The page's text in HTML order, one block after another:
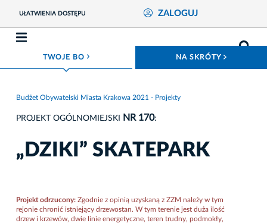
UŁATWIENIA DOSTĘPU ZALOGUJ
TWOJE BO ROZWIŃ MENU NA SKRÓTY
Budżet Obywatelski Miasta Krakowa 2021 - Projekty
PROJEKT OGÓLNOMIEJSKI NR 170:
„DZIKI” SKATEPARK
Projekt odrzucony: Zgodnie z opinią uzyskaną z ZZM należy w tym
rejonie chronić istniejący drzewostan. W tym terenie jest duża ilość
drzew i krzewów, dwie linie energetyczne, teren trudny, podmokły,